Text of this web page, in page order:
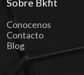
Conocenos
Contacto
Blog